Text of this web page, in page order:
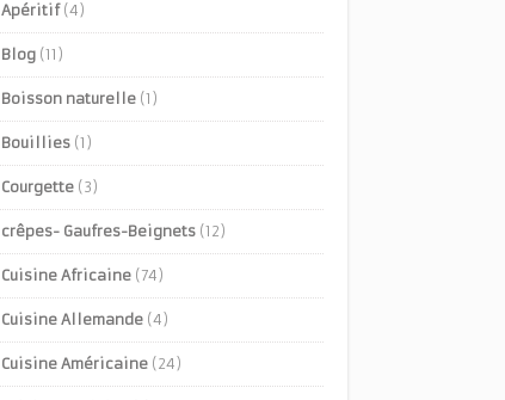
Apéritif(4)
Blog (11)
Boisson naturelle (1)
Bouillies (1)
Courgette (3)
crêpes- Gaufres-Beignets (12)
Cuisine Africaine (74)
Cuisine Allemande (4)
Cuisine Américaine (24)